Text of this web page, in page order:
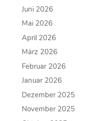
Juni 2026
Mai 2026
April 2026
März 2026
Februar 2026
Januar 2026
Dezember 2025
November 2025